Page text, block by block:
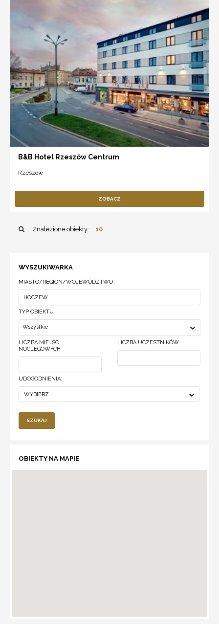
B&B Hotel Rzeszów Centrum
Rzeszów
ZOBACZ
Znalezione obiekty: 10
WYSZUKIWARKA
MIASTO/REGION/WOJEWÓDZTWO
TYP OBIEKTU
Wszystkie
LICZBA MIEJSC
NOCLEGOWYCH
LICZBA UCZESTNIKÓW
UDOGODNIENIA:
WYBIERZ
SZUKAJ
OBIEKTY NA MAPIE